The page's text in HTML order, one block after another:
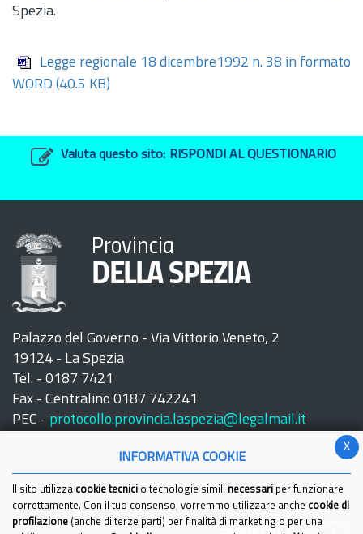
Spezia.
Legge regionale 18 dicembre1992 n. 38 in formato
WORD (40.5 KB)
Valuta questo sito: RISPONDI AL QUESTIONARIO
Provincia
DELLA SPEZIA
Palazzo del Governo - Via Vittorio Veneto, 2
19124 - La Spezia
Tel. - 0187 7421
Fax - Centralino 0187 742241
PEC - protocollo.provincia.laspezia@legalmail.it
x
INFORMATIVA COOKIE
Il sito utilizza cookie tecnici o tecnologie simili necessari per funzionare
correttamente. Con il tuo consenso, vorremmo utilizzare anche cookie di
profilazione (anche di terze parti) per finalità di marketing o per una